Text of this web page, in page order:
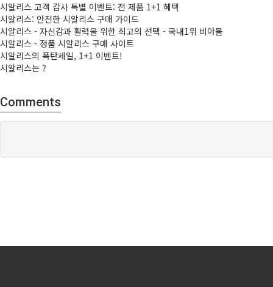
시알리스 고객 감사 특별 이벤트: 전 제품 1+1 혜택
시알리스: 안전한 시알리스 구매 가이드
시알리스 - 자신감과 활력을 위한 최고의 선택 - 국내1위 비아몰
시알리스 - 정품 시알리스 구매 사이트
시알리스의 폭탄세일, 1+1 이벤트!
시알리스는 ?
Comments